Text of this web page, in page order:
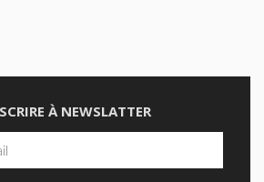
À NEWSLATTER